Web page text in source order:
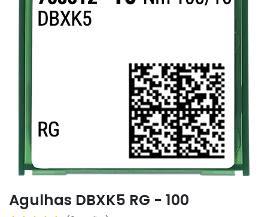
Agulhas DBXK5 RG - 100